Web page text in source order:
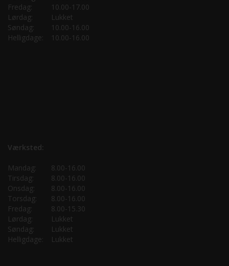
Fredag:
10.00-17.00
Lørdag:
Lukket
Søndag:
10.00-16.00
Helligdage:
10.00-16.00
Værksted:
Mandag:
8.00-16.00
Tirsdag:
8.00-16.00
Onsdag:
8.00-16.00
Torsdag:
8.00-16.00
Fredag:
8.00-15.30
Lørdag:
Lukket
Søndag:
Lukket
Helligdage:
Lukket